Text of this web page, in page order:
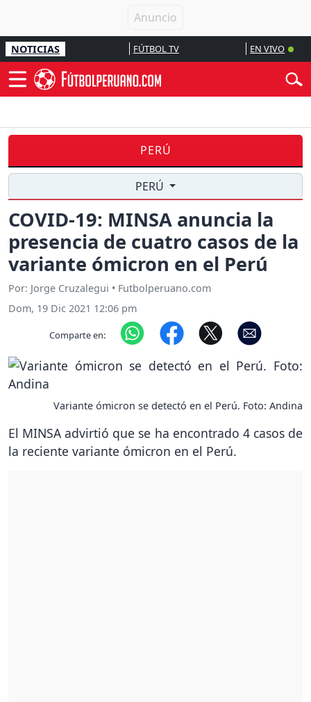
NOTICIAS FÚTBOL TV EN VIVO
PERÚ
PERÚ
COVID-19: MINSA anuncia la
presencia de cuatro casos de la
variante ómicron en el Perú
Por: Jorge Cruzalegui • Futbolperuano.com
Dom, 19 Dic 2021 12:06 pm
Comparte en:
Variante ómicron se detectó en el Perú. Foto: Andina
El MINSA advirtió que se ha encontrado 4 casos de
la reciente variante ómicron en el Perú.